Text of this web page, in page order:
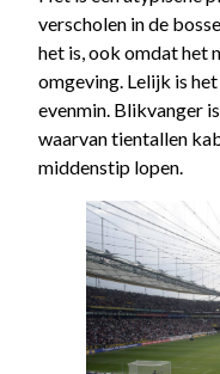
verscholen in de
het is, ook omdat het
omgeving. Lelijk is
evenmin. Blikvanger
waarvan tientallen
middenstip lopen.